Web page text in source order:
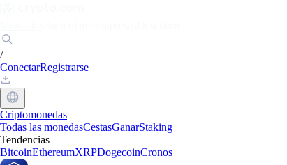
/
ConectarRegistrarse
Criptomonedas
Todas las monedasCestasGanarStaking
Tendencias
BitcoinEthereumXRPDogecoinCronos